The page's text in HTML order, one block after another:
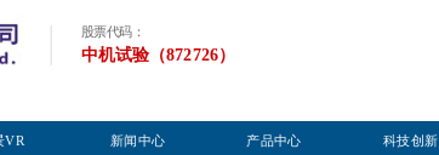
股票代码：
中机试验（872726）
VR 新闻中心 产品中心 科技创新